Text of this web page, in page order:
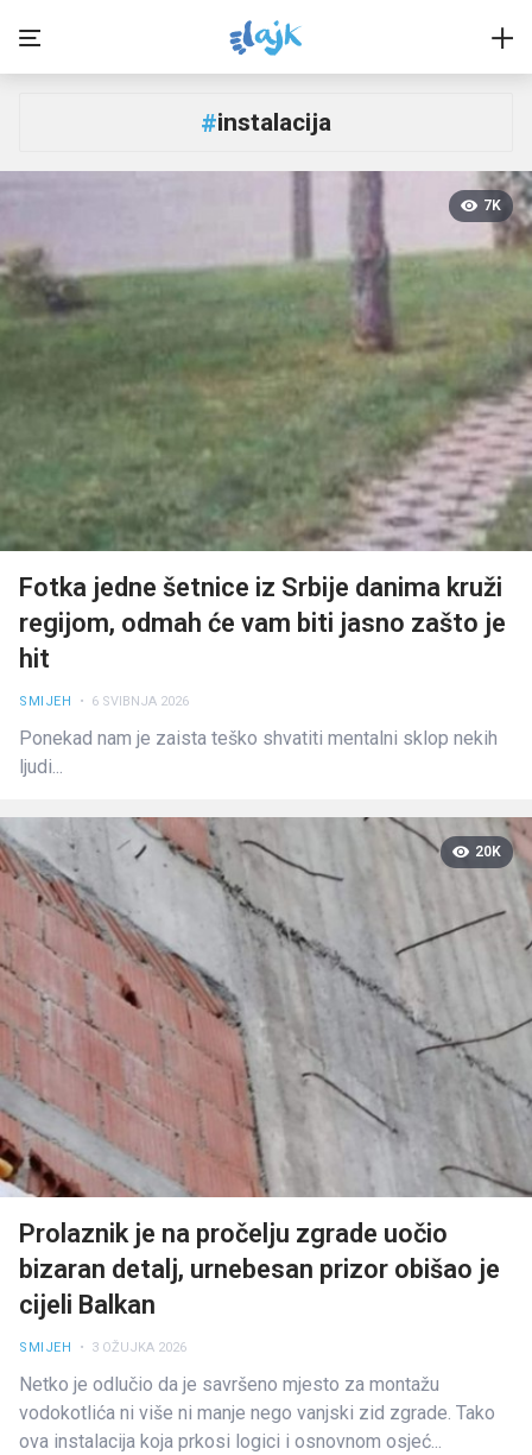
#instalacija
7K
Fotka jedne šetnice iz Srbije danima kruži
regijom, odmah će vam biti jasno zašto je
hit
SMIJEH • 6 SVIBNJA 2026
Ponekad nam je zaista teško shvatiti mentalni sklop nekih
ljudi...
20K
Prolaznik je na pročelju zgrade uočio
bizaran detalj, urnebesan prizor obišao je
cijeli Balkan
SMIJEH • 3 OŽUJKA 2026
Netko je odlučio da je savršeno mjesto za montažu
vodokotlića ni više ni manje nego vanjski zid zgrade. Tako
ova instalacija koja prkosi logici i osnovnom osjeć...